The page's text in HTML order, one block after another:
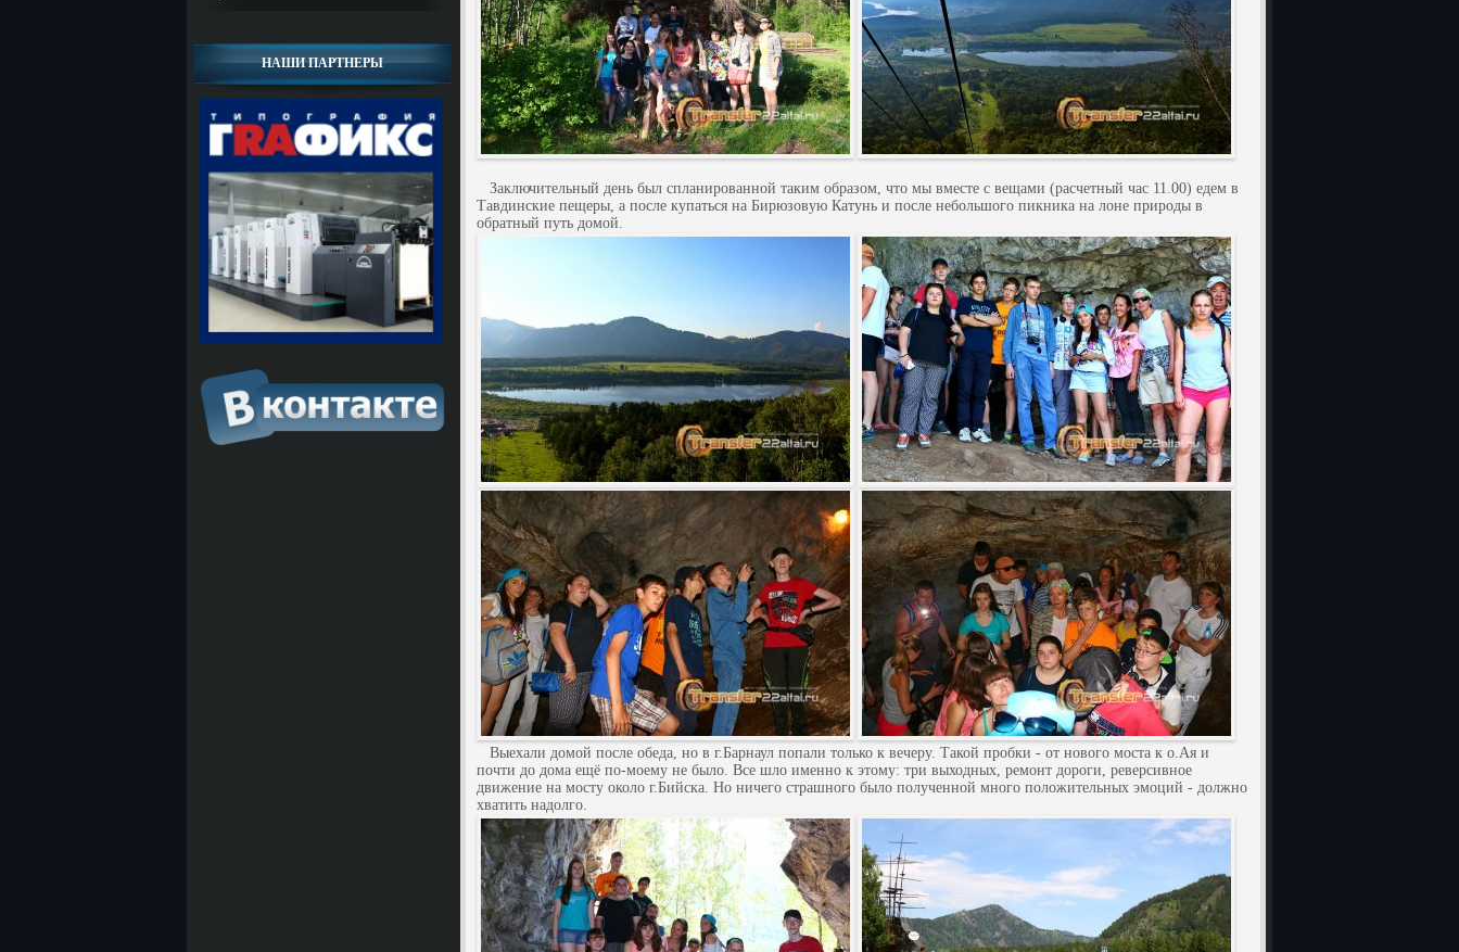
НАШИ ПАРТНЕРЫ
Заключительный день был спланированной таким образом, что мы вместе с вещами (расчетный час 11.00) едем в
Тавдинские пещеры, а после купаться на Бирюзовую Катунь и после небольшого пикника на лоне природы в
обратный путь домой.
Выехали домой после обеда, но в г.Барнаул попали только к вечеру. Такой пробки - от нового моста к о.Ая и
почти до дома ещё по-моему не было. Все шло именно к этому: три выходных, ремонт дороги, реверсивное
движение на мосту около г.Бийска. Но ничего страшного было полученной много положительных эмоций - должно
хватить надолго.